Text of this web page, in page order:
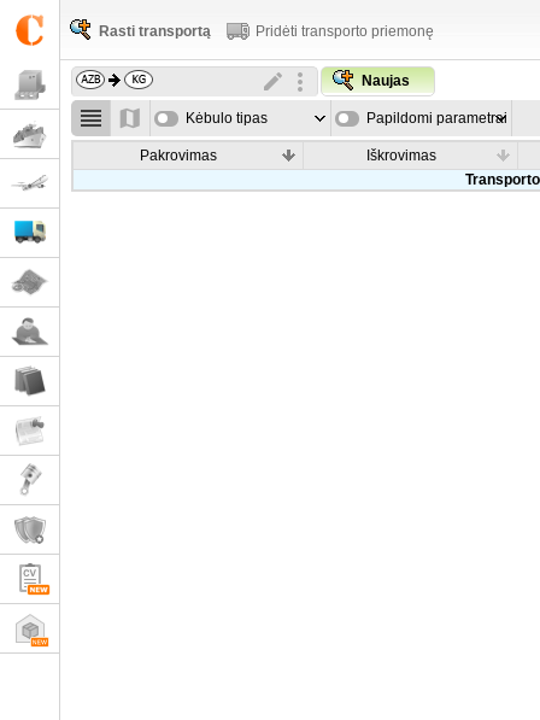
Rasti transportą Pridėti transporto priemonę
Naujas
Kėbulo tipas Papildomi parametrai
Pakrovimas
Iškrovimas